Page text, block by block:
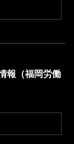
報（福岡労働